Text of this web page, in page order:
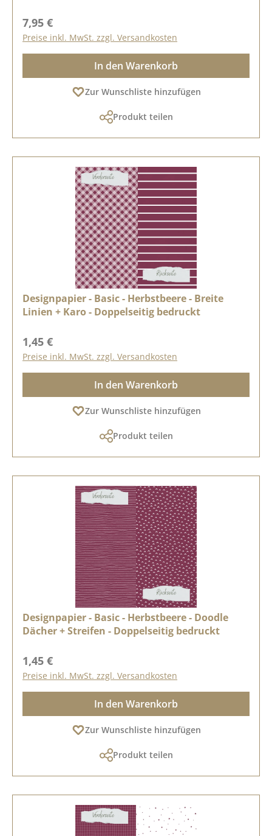
Regulärer Preis:
7,95 €
Preise inkl. MwSt. zzgl. Versandkosten
In den Warenkorb
Zur Wunschliste hinzufügen
Produkt teilen
Designpapier - Basic - Herbstbeere - Breite
Linien + Karo - Doppelseitig bedruckt
Regulärer Preis:
1,45 €
Preise inkl. MwSt. zzgl. Versandkosten
In den Warenkorb
Zur Wunschliste hinzufügen
Produkt teilen
Designpapier - Basic - Herbstbeere - Doodle
Dächer + Streifen - Doppelseitig bedruckt
Regulärer Preis:
1,45 €
Preise inkl. MwSt. zzgl. Versandkosten
In den Warenkorb
Zur Wunschliste hinzufügen
Produkt teilen